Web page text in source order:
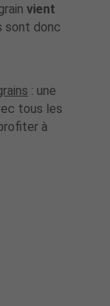
vient
sont donc
: une
tous les
à